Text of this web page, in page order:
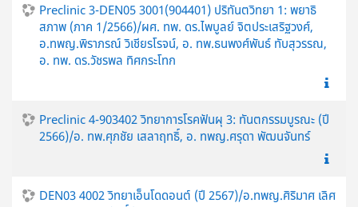
Preclinic 3-DEN05 3001(904401) ปริทันตวิทยา 1: พยาธิ
สภาพ (ภาค 1/2566)/ผศ. ทพ. ดร.ไพบูลย์ จิตประเสริฐวงศ์,
อ.ทพญ.พิราภรณ์ วิเชียรโรจน์, อ. ทพ.ธนพงศ์พันธ์ ทับสุวรรณ,
อ. ทพ. ดร.วัชรพล ทิศกระโทก
Preclinic 4-903402 วิทยาการโรคฟันผุ 3: ทันตกรรมบูรณะ (ปี
2566)/อ. ทพ.ศุภชัย เสลาฤทธิ์, อ. ทพญ.ศรุดา พัฒนจันทร์
DEN03 4002 วิทยาเอ็นโดดอนต์ (ปี 2567)/อ.ทพญ.ศิริมาศ เลิศ